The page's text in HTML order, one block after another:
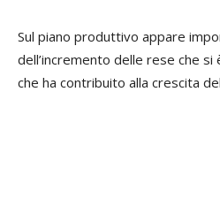
Sul piano produttivo appare
dell’incremento delle rese che
che ha contribuito alla crescita